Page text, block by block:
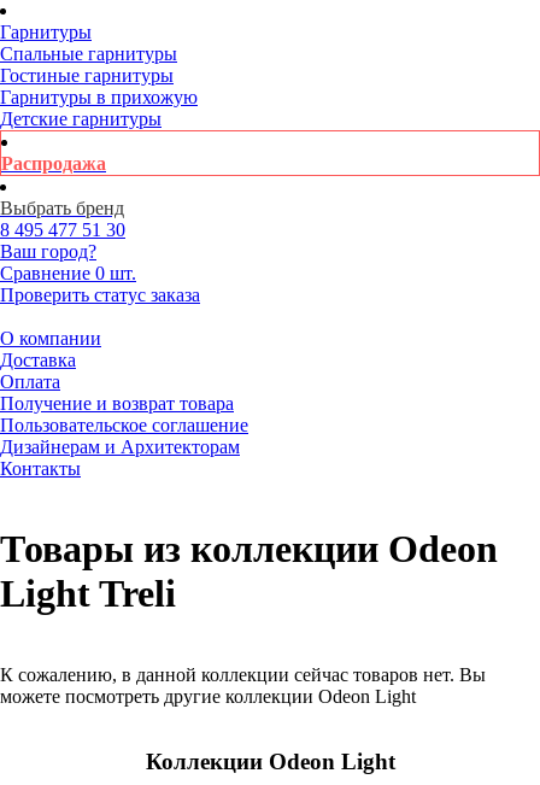
Гарнитуры
Спальные гарнитуры
Гостиные гарнитуры
Гарнитуры в прихожую
Детские гарнитуры
Распродажа
Выбрать бренд
8 495 477 51 30
Ваш город?
Сравнение 0 шт.
Проверить статус заказа
О компании
Доставка
Оплата
Получение и возврат товара
Пользовательское соглашение
Дизайнерам и Архитекторам
Контакты
Товары из коллекции Odeon
Light Treli
К сожалению, в данной коллекции сейчас товаров нет. Вы
можете посмотреть другие коллекции Odeon Light
Коллекции Odeon Light